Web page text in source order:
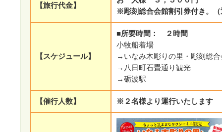
【旅行代金】
※彫刻総合会館割引券付き。
【スケジュール】
■所要時間： ２時間
小牧船着場
→いなみ木彫りの里・彫刻総合
→八日町石畳通り観光
→砺波駅
【催行人数】 ※２名様より運行いたします